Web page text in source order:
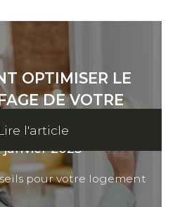
OPTIMISER LE
DE VOTRE
?
janvier 2025
pour votre logement
l'article